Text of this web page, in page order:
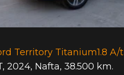
Territory Titanium1.8 A/t
, 2024, Nafta, 38.500 km.